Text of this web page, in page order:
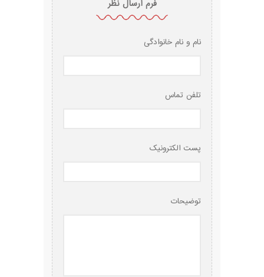
فرم ارسال نظر
نام و نام خانوادگی
تلفن تماس
پست الکترونیک
توضیحات